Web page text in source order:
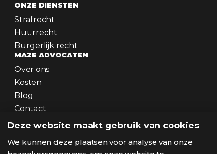
Deze website maakt gebruik van cookies
We kunnen deze plaatsen voor analyse van onze
ONZE DIENSTEN
Strafrecht
Huurrecht
Burgerlijk recht
MAZE ADVOCATEN
Over ons
Kosten
Blog
Contact
Werken bij
SOCIALS